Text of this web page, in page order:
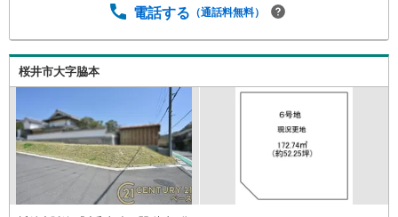
「資料をもらう」「見学予約をする」からエントリーくだ
わせください。-----------------------------
電話する （通話料無料）
桜井市大字脇本